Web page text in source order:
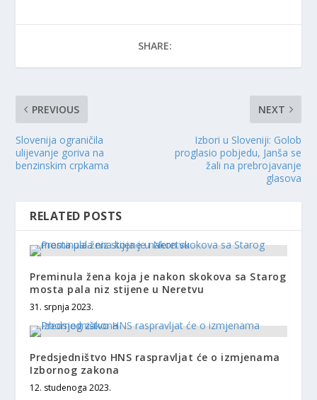
SHARE:
PREVIOUS
Slovenija ograničila
ulijevanje goriva na
benzinskim crpkama
NEXT
Izbori u Sloveniji: Golob
proglasio pobjedu, Janša se
žali na prebrojavanje
glasova
RELATED POSTS
Preminula žena koja je nakon skokova sa Starog
mosta pala niz stijene u Neretvu
31. srpnja 2023.
Predsjedništvo HNS raspravljat će o izmjenama
Izbornog zakona
12. studenoga 2023.